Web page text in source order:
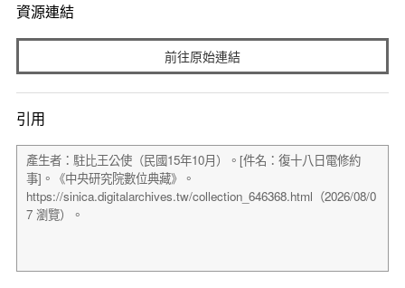
資源連結
前往原始連結
引用